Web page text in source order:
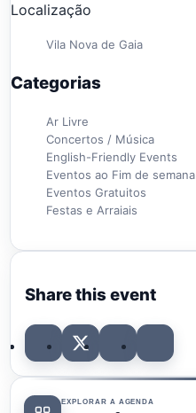
Localização
Vila Nova de Gaia
Categorias
Ar Livre
Concertos / Música
English-Friendly Events
Eventos ao Fim de semana
Eventos Gratuitos
Festas e Arraiais
Share this event
EXPLORAR A AGENDA